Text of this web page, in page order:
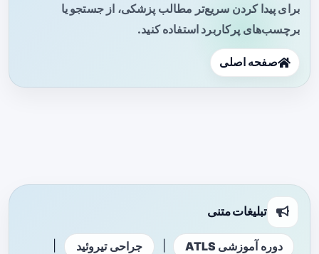
برای پیدا کردن سریع‌تر مطالب پزشکی، از جستجو یا
برچسب‌های پرکاربرد استفاده کنید.
صفحه اصلی
تبلیغات متنی
دوره آموزشی ATLS جراحی تیروئید